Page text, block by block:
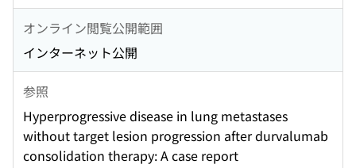
オンライン閲覧公開範囲
インターネット公開
参照
Hyperprogressive disease in lung metastases
without target lesion progression after durvalumab
consolidation therapy: A case report